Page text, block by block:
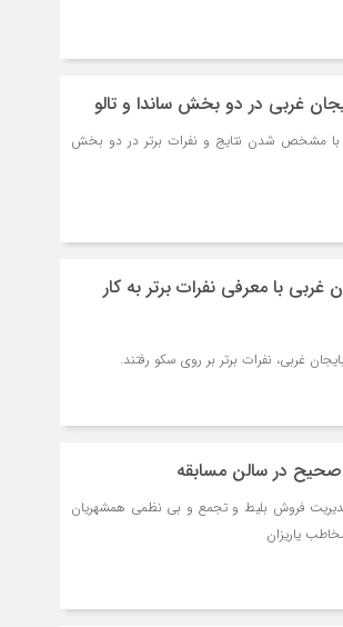
غربی در دو بخش ساندا و تالو
با مشخص شدن نتایج و نفرات برتر در دو بخش
با معرفی نفرات برتر به کار
غربی، نفرات برتر بر روی سکو رفتند.
صحیح در سالن مسابقه
مدیریت فروش بلیط و تجمع و بی نظمی همشهریان
یاریزان